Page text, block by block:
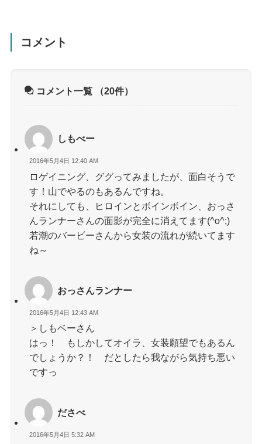
コメント
コメント一覧 （20件）
しもべー
2016年5月4日 12:40 AM
ロゲイニング、ググってみましたが、面白そうで
す！山でやるのもあるんですね。
それにしても、ヒロインとボインボイン、おっさ
んランナーさんの面影が完全に消えてます(^o^;)
若潮のバービーさんから女装の流れが続いてます
ね～
おっさんランナー
2016年5月4日 12:43 AM
＞しもベーさん
はっ！ もしかしてオイラ、女装願望でもあるん
でしょうか？！ だとしたら我ながら気持ち悪い
ですっ
ださべ
2016年5月4日 5:32 AM